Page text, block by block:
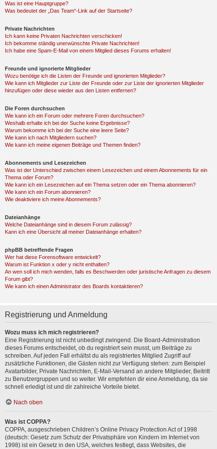
Was ist eine Hauptgruppe?
Was bedeutet der „Das Team“-Link auf der Startseite?
Private Nachrichten
Ich kann keine Privaten Nachrichten verschicken!
Ich bekomme ständig unerwünschte Private Nachrichten!
Ich habe eine Spam-E-Mail von einem Mitglied dieses Forums erhalten!
Freunde und ignorierte Mitglieder
Wozu benötige ich die Listen der Freunde und ignorierten Mitglieder?
Wie kann ich Mitglieder zur Liste der Freunde oder zur Liste der ignorierten Mitglieder
hinzufügen oder diese wieder aus den Listen entfernen?
Die Foren durchsuchen
Wie kann ich ein Forum oder mehrere Foren durchsuchen?
Weshalb erhalte ich bei der Suche keine Ergebnisse?
Warum bekomme ich bei der Suche eine leere Seite?
Wie kann ich nach Mitgliedern suchen?
Wie kann ich meine eigenen Beiträge und Themen finden?
Abonnements und Lesezeichen
Was ist der Unterschied zwischen einem Lesezeichen und einem Abonnements für ein
Thema oder Forum?
Wie kann ich ein Lesezeichen auf ein Thema setzen oder ein Thema abonnieren?
Wie kann ich ein Forum abonnieren?
Wie deaktiviere ich meine Abonnements?
Dateianhänge
Welche Dateianhänge sind in diesem Forum zulässig?
Kann ich eine Übersicht all meiner Dateianhänge erhalten?
phpBB betreffende Fragen
Wer hat diese Forensoftware entwickelt?
Warum ist Funktion x oder y nicht enthalten?
An wen soll ich mich wenden, falls es Beschwerden oder juristische Anfragen zu diesem
Forum gibt?
Wie kann ich einen Administrator des Boards kontaktieren?
Registrierung und Anmeldung
Wozu muss ich mich registrieren?
Eine Registrierung ist nicht unbedingt zwingend. Die Board-Administration
dieses Forums entscheidet, ob du registriert sein musst, um Beiträge zu
schreiben. Auf jeden Fall erhältst du als registriertes Mitglied Zugriff auf
zusätzliche Funktionen, die Gästen nicht zur Verfügung stehen: zum Beispiel
Avatarbilder, Private Nachrichten, E-Mail-Versand an andere Mitglieder, Beitritt
zu Benutzergruppen und so weiter. Wir empfehlen dir eine Anmeldung, da sie
schnell erledigt ist und dir zahlreiche Vorteile bietet.
Nach oben
Was ist COPPA?
COPPA, ausgeschrieben Children’s Online Privacy Protection Act of 1998
(deutsch: Gesetz zum Schutz der Privatsphäre von Kindern im Internet von
1998) ist ein Gesetz in den USA, welches festlegt, dass Websites, die